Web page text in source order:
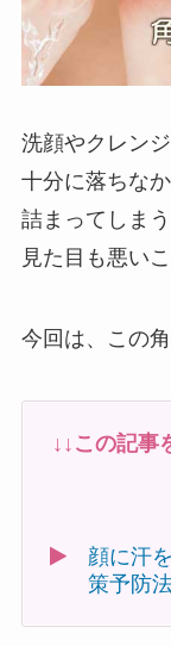
洗顔やクレン
十分に落ちな
詰まってしま
見た目も悪い
今回は、この
↓↓この記事
顔に汗
策予防